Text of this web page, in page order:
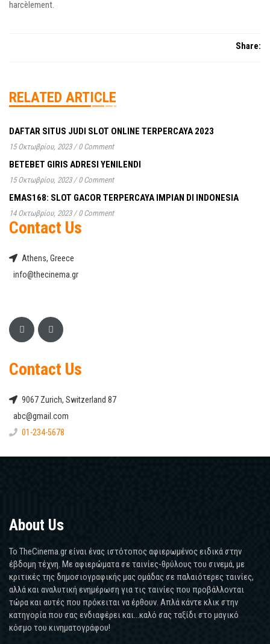
harcèlement.
Share:
RELATED ARTICLE
DAFTAR SITUS JUDI SLOT ONLINE TERPERCAYA 2023
15 Οκτωβρίου, 2023 / 0 Comment
BETEBET GIRIS ADRESI YENILENDI
15 Οκτωβρίου, 2023 / 0 Comment
EMAS168: SLOT GACOR TERPERCAYA IMPIAN DI INDONESIA
14 Οκτωβρίου, 2023 / 0 Comment
Contact Us
Athens, Greece
info@thecinema.gr
Contact Us
9067 Zurich, Switzerland 87
abc@gmail.com
01-234-5678
About Us
Το TheCinema.gr είναι ένας ιστότοπος αφιερωμένος ειδικά στην
έβδομη τέχνη. Με αφιερώματα σε ταινίες-θρύλους του σινεμά, με
κριτικές της δημοσιογραφικής μας ομάδας σε παλαιότερες ταινίες,
αλλά και αναλυτική ενημέρωση για τις ταινίες που προβάλλονται
τώρα και αυτές που πρόκειται να έρθουν. Απλά κάντε κλικ στην
κατηγορία που σας ενδιαφέρει και...καλό σας ταξίδι στο μαγικό
κόσμο του κινηματογράφου!